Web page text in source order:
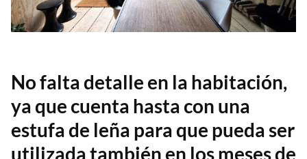
No falta detalle en la habitación,
ya que cuenta hasta con una
estufa de leña para que pueda ser
utilizada también en los meses de